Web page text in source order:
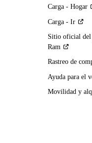
Carga - Hogar
Carga - Ir
Sitio oficial del
Ram
Rastreo de
Ayuda para el
Movilidad y